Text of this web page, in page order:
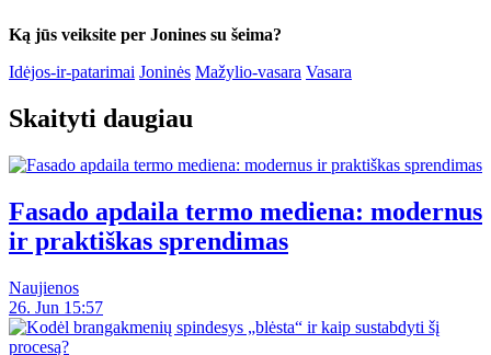
Ką jūs veiksite per Jonines su šeima?
Idėjos-ir-patarimai Joninės Mažylio-vasara Vasara
Skaityti daugiau
Fasado apdaila termo mediena: modernus
ir praktiškas sprendimas
Naujienos
26. Jun 15:57